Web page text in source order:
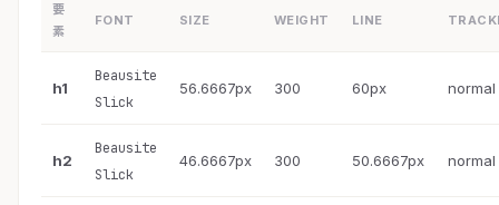
要
素
FONT SIZE WEIGHT LINE
h1
Beausite
Slick
56.6667px 300 60px normal
h2
Beausite
Slick
46.6667px 300 50.6667px normal